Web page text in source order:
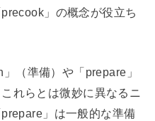
」の概念が役立ち
（準備）や「prepare」
れらとは微妙に異なるニ
」は一般的な準備